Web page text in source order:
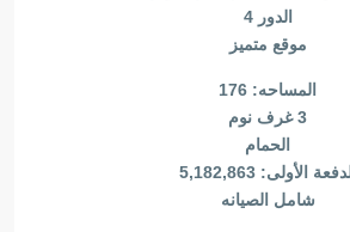
الدور 4
موقع متميز
المساحه: 176
3 غرف نوم
الحمام
الأولى: 5,182,863
شامل الصيانه